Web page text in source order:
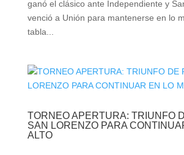
ganó el clásico ante Independiente y
venció a Unión para mantenerse en lo
tabla...
TORNEO APERTURA: TRIUNFO
SAN LORENZO PARA
ALTO